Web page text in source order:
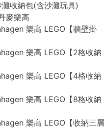
收納包(含沙灘玩具)
麥樂高
樂高 LEGO【牆壁掛
樂高 LEGO【2格收納
樂高 LEGO【4格收納
樂高 LEGO【8格收納
樂高 LEGO【收納三層